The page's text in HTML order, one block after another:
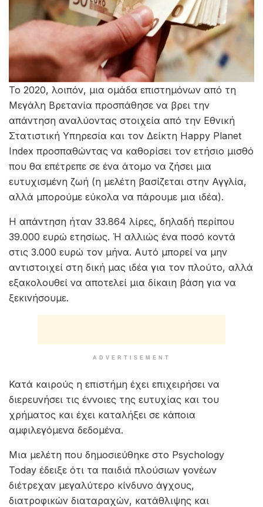
Το 2020, λοιπόν, μια ομάδα επιστημόνων από τη
Μεγάλη Βρετανία προσπάθησε να βρει την
απάντηση αναλύοντας στοιχεία από την Εθνική
Στατιστική Υπηρεσία και τον Δείκτη Happy Planet
Index προσπαθώντας να καθορίσει τον ετήσιο μισθό
που θα επέτρεπε σε ένα άτομο να ζήσει μια
ευτυχισμένη ζωή (η μελέτη βασίζεται στην Αγγλία,
αλλά μπορούμε εύκολα να πάρουμε μια ιδέα).
Η απάντηση ήταν 33.864 λίρες, δηλαδή περίπου
39.000 ευρώ ετησίως. Ή αλλιώς ένα ποσό κοντά
στις 3.000 ευρώ τον μήνα. Αυτό μπορεί να μην
αντιστοιχεί στη δική μας ιδέα για τον πλούτο, αλλά
εξακολουθεί να αποτελεί μια δίκαιη βάση για να
ξεκινήσουμε.
ADVERTISEMENT
Κατά καιρούς η επιστήμη έχει επιχειρήσει να
διερευνήσει τις έννοιες της ευτυχίας και του
χρήματος και έχει καταλήξει σε κάποια
αμφιλεγόμενα δεδομένα.
Μια μελέτη που δημοσιεύθηκε στο Psychology
Today έδειξε ότι τα παιδιά πλούσιων γονέων
διέτρεχαν μεγαλύτερο κίνδυνο άγχους,
διατροφικών διαταραχών, κατάθλιψης και